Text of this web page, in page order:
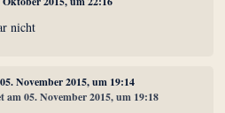
nicht
November 2015, um 19:14
am 05. November 2015, um 19:18